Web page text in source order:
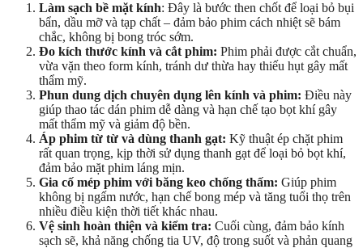
Làm sạch bề mặt kính: Đây là bước then chốt để loại bỏ bụi
bẩn, dầu mỡ và tạp chất – đảm bảo phim cách nhiệt sẽ bám
chắc, không bị bong tróc sớm.
Đo kích thước kính và cắt phim: Phim phải được cắt chuẩn,
vừa vặn theo form kính, tránh dư thừa hay thiếu hụt gây mất
thẩm mỹ.
Phun dung dịch chuyên dụng lên kính và phim: Điều này
giúp thao tác dán phim dễ dàng và hạn chế tạo bọt khí gây
mất thẩm mỹ và giảm độ bền.
Áp phim từ từ và dùng thanh gạt: Kỹ thuật ép chặt phim
rất quan trọng, kịp thời sử dụng thanh gạt để loại bỏ bọt khí,
đảm bảo mặt phim láng mịn.
Gia cố mép phim với băng keo chống thấm: Giúp phim
không bị ngấm nước, hạn chế bong mép và tăng tuổi thọ trên
nhiều điều kiện thời tiết khác nhau.
Vệ sinh hoàn thiện và kiểm tra: Cuối cùng, đảm bảo kính
sạch sẽ, khả năng chống tia UV, độ trong suốt và phản quang